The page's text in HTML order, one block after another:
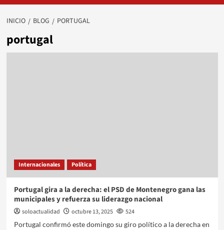
INICIO BLOG PORTUGAL
portugal
Internacionales Política
Portugal gira a la derecha: el PSD de Montenegro gana las
municipales y refuerza su liderazgo nacional
soloactualidad octubre 13, 2025
524
Portugal confirmó este domingo su giro político a la derecha en